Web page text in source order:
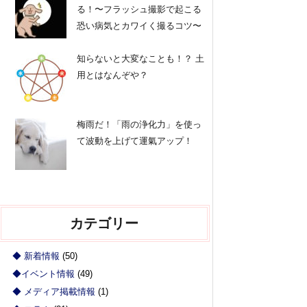
る！〜フラッシュ撮影で起こる
恐い病気とカワイく撮るコツ〜
知らないと大変なことも！？ 土
用とはなんぞや？
梅雨だ！「雨の浄化力」を使っ
て波動を上げて運氣アップ！
カテゴリー
◆ 新着情報 (50)
◆イベント情報 (49)
◆ メディア掲載情報 (1)